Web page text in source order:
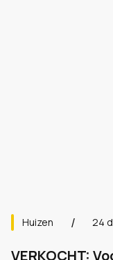
Huizen 24
VERKOCHT: